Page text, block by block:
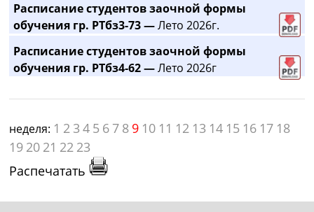
Расписание студентов заочной формы
обучения гр. РТбз3-73 —Лето 2026г.
Расписание студентов заочной формы
обучения гр. РТбз4-62 —Лето 2026г
неделя: 1 2 3 4 5 6 7 8 9 10 11 12 13 14 15 16 17 18
19 20 21 22 23
Распечатать